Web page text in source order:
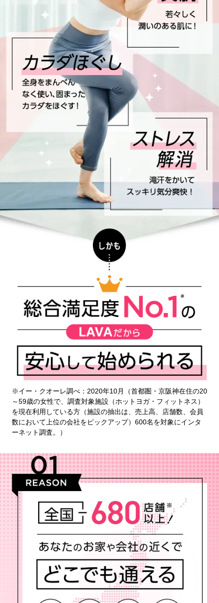
※イー・クオーレ調べ：2020年10月（首都圏・京阪神在住の20
～59歳の女性で、調査対象施設（ホットヨガ・フィットネス）
を現在利用している方（施設の抽出は、売上高、店舗数、会員
数において上位の会社をピックアップ）600名を対象にインタ
ーネット調査。）